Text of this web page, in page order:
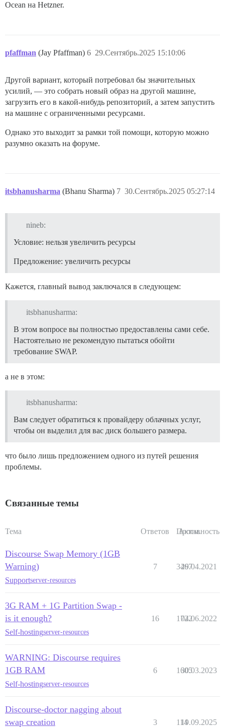
Ocean на Hetzner.
pfaffman (Jay Pfaffman) 29.Сентябрь.2025 15:10:06
6
Другой вариант, который потребовал бы значительных
усилий, — это собрать новый образ на другой машине,
загрузить его в какой-нибудь репозиторий, а затем запустить
на машине с ограниченными ресурсами.
Однако это выходит за рамки той помощи, которую можно
разумно оказать на форуме.
itsbhanusharma (Bhanu Sharma) 30.Сентябрь.2025 05:27:14
7
nineb:
Условие: нельзя увеличить ресурсы
Предложение: увеличить ресурсы
Кажется, главный вывод заключался в следующем:
itsbhanusharma:
В этом вопросе вы полностью предоставлены сами себе.
Настоятельно не рекомендую пытаться обойти
требование SWAP.
а не в этом:
itsbhanusharma:
Вам следует обратиться к провайдеру облачных услуг,
чтобы он выделил для вас диск большего размера.
что было лишь предложением одного из путей решения
проблемы.
Связанные темы
Тема Ответов Просм.
Активность
Discourse Swap Memory (1GB
Warning)
Supportserver-resources
7 3467
29.04.2021
3G RAM + 1G Partition Swap -
is it enough?
Self-hostingserver-resources
16 1722
04.06.2022
WARNING: Discourse requires
1GB RAM
Self-hostingserver-resources
6 1605
30.03.2023
Discourse-doctor nagging about
swap creation
3 114
19.09.2025